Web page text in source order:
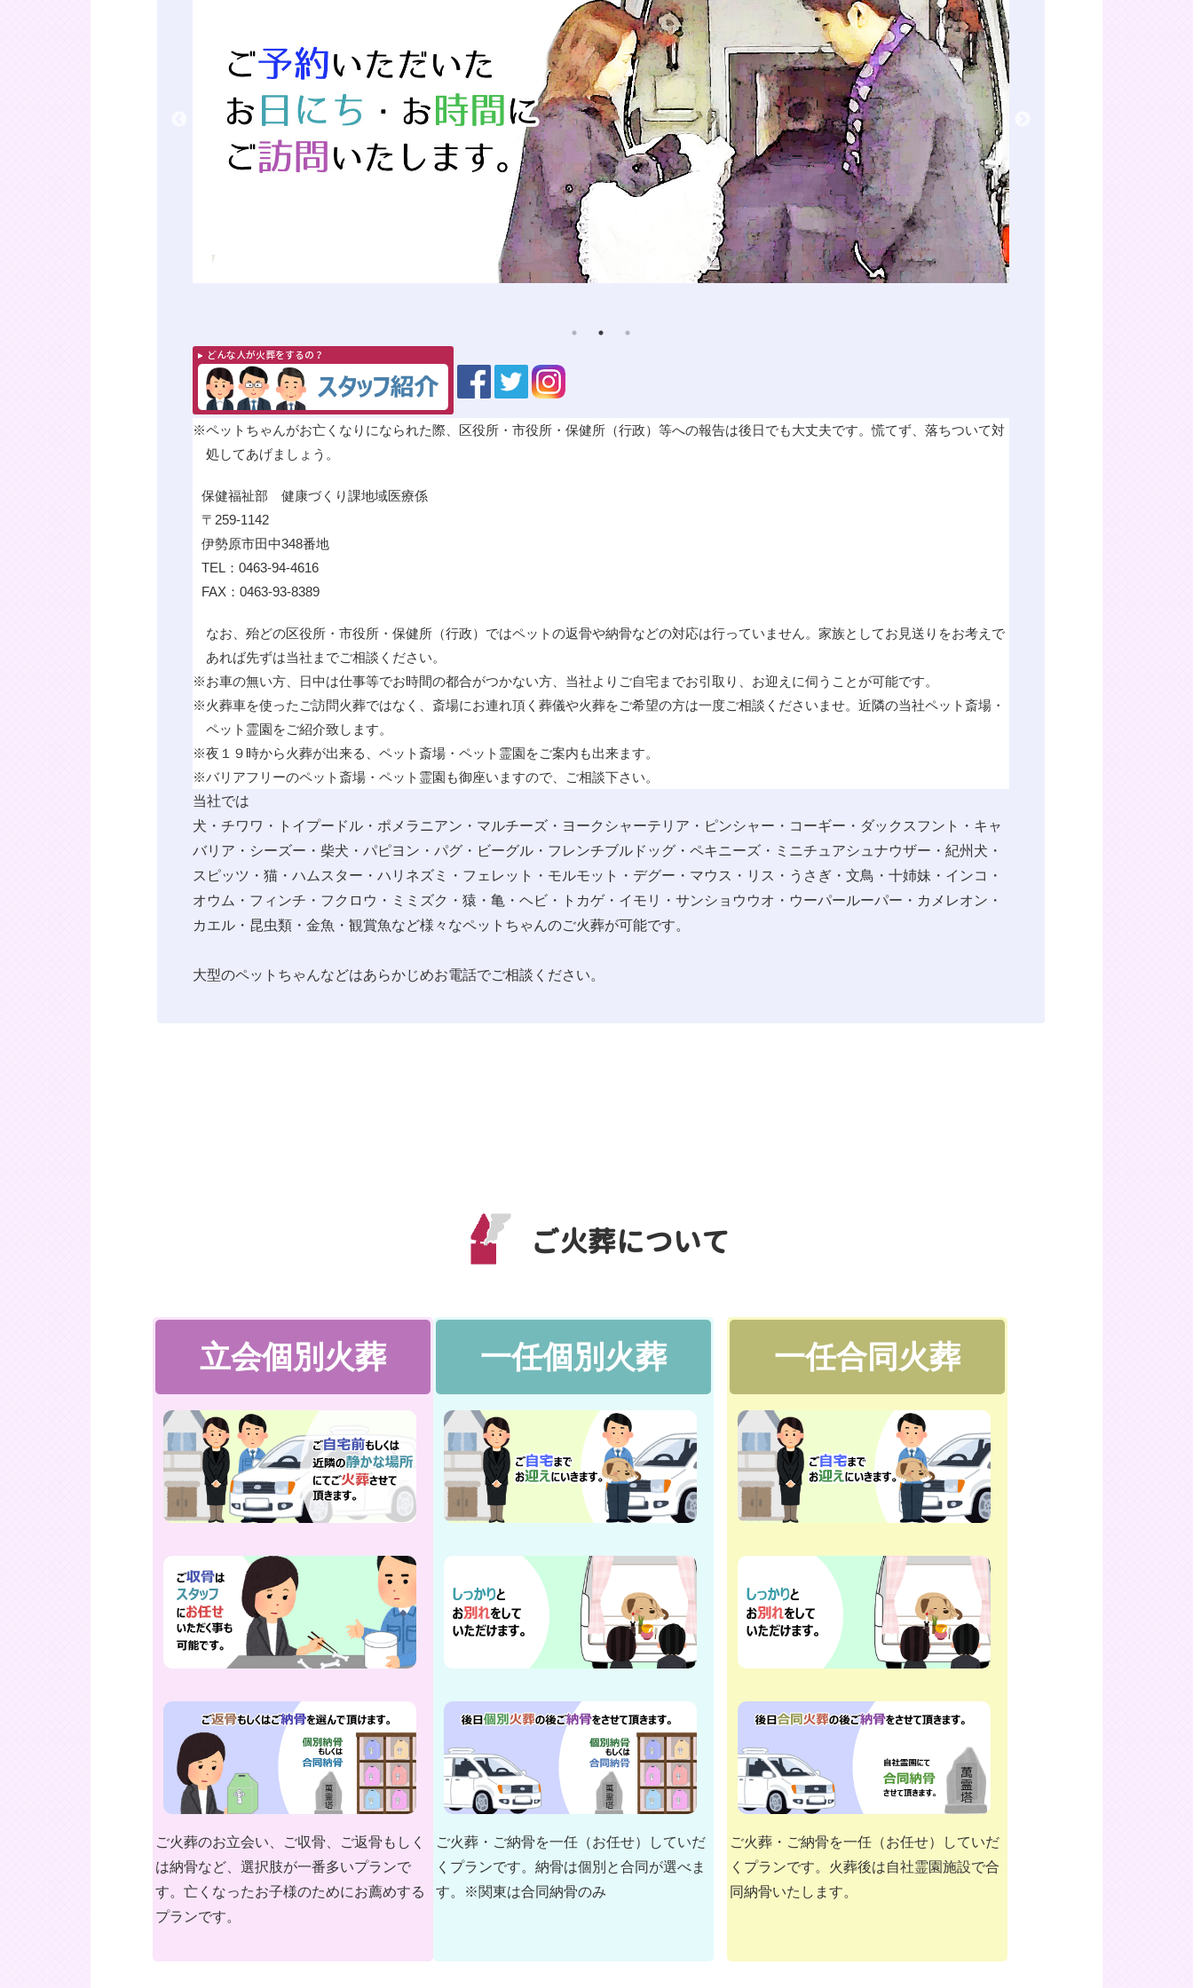
どんな人が火葬をするの？
※ペットちゃんがお亡くなりになられた際、区役所・市役所・保健所（行政）等への報告は後日でも大丈夫です。慌てず、落ちついて対
処してあげましょう。
保健福祉部 健康づくり課地域医療係
〒259-1142
伊勢原市田中348番地
TEL：0463-94-4616
FAX：0463-93-8389
なお、殆どの区役所・市役所・保健所（行政）ではペットの返骨や納骨などの対応は行っていません。家族としてお見送りをお考えで
あれば先ずは当社までご相談ください。
※お車の無い方、日中は仕事等でお時間の都合がつかない方、当社よりご自宅までお引取り、お迎えに伺うことが可能です。
※火葬車を使ったご訪問火葬ではなく、斎場にお連れ頂く葬儀や火葬をご希望の方は一度ご相談くださいませ。近隣の当社ペット斎場・
ペット霊園をご紹介致します。
※夜１９時から火葬が出来る、ペット斎場・ペット霊園をご案内も出来ます。
※バリアフリーのペット斎場・ペット霊園も御座いますので、ご相談下さい。
当社では
犬・チワワ・トイプードル・ポメラニアン・マルチーズ・ヨークシャーテリア・ピンシャー・コーギー・ダックスフント・キャ
バリア・シーズー・柴犬・パピヨン・パグ・ビーグル・フレンチブルドッグ・ペキニーズ・ミニチュアシュナウザー・紀州犬・
スピッツ・猫・ハムスター・ハリネズミ・フェレット・モルモット・デグー・マウス・リス・うさぎ・文鳥・十姉妹・インコ・
オウム・フィンチ・フクロウ・ミミズク・猿・亀・ヘビ・トカゲ・イモリ・サンショウウオ・ウーパールーパー・カメレオン・
カエル・昆虫類・金魚・観賞魚など様々なペットちゃんのご火葬が可能です。
大型のペットちゃんなどはあらかじめお電話でご相談ください。
ご火葬について
立会個別火葬
ご火葬のお立会い、ご収骨、ご返骨もしく
は納骨など、選択肢が一番多いプランで
す。亡くなったお子様のためにお薦めする
プランです。
一任個別火葬
ご火葬・ご納骨を一任（お任せ）していだ
くプランです。納骨は個別と合同が選べま
す。※関東は合同納骨のみ
一任合同火葬
ご火葬・ご納骨を一任（お任せ）していだ
くプランです。火葬後は自社霊園施設で合
同納骨いたします。